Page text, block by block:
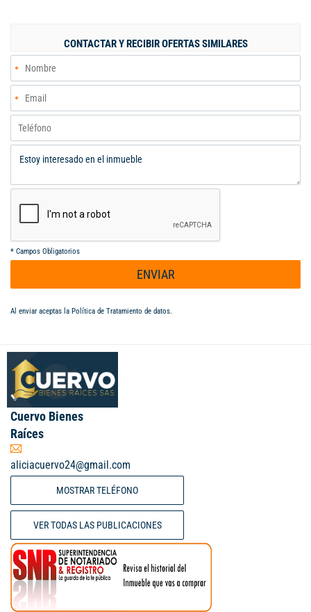
CONTACTAR Y RECIBIR OFERTAS SIMILARES
* Campos Obligatorios
ENVIAR
Al enviar aceptas la Política de Tratamiento de datos.
Cuervo Bienes
Raíces
aliciacuervo24@gmail.com
MOSTRAR TELÉFONO
VER TODAS LAS PUBLICACIONES